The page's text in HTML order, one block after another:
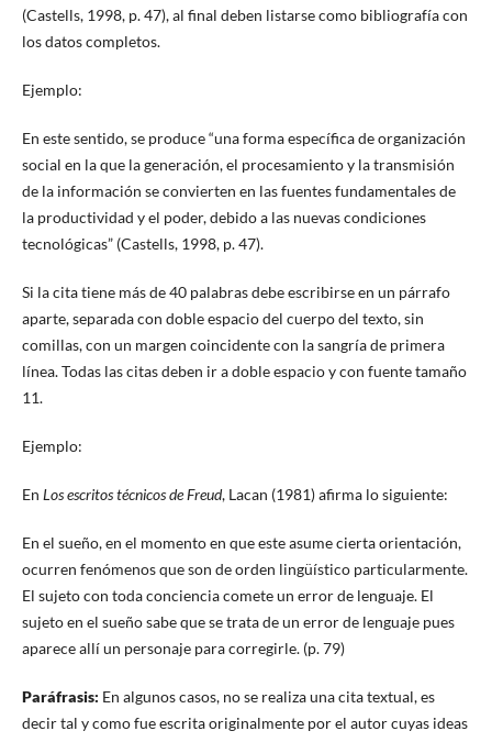
(Castells, 1998, p. 47), al final deben listarse como bibliografía con
los datos completos.
Ejemplo:
En este sentido, se produce “una forma específica de organización
social en la que la generación, el procesamiento y la transmisión
de la información se convierten en las fuentes fundamentales de
la productividad y el poder, debido a las nuevas condiciones
tecnológicas” (Castells, 1998, p. 47).
Si la cita tiene más de 40 palabras debe escribirse en un párrafo
aparte, separada con doble espacio del cuerpo del texto, sin
comillas, con un margen coincidente con la sangría de primera
línea. Todas las citas deben ir a doble espacio y con fuente tamaño
11.
Ejemplo:
En Los escritos técnicos de Freud, Lacan (1981) afirma lo siguiente:
En el sueño, en el momento en que este asume cierta orientación,
ocurren fenómenos que son de orden lingüístico particularmente.
El sujeto con toda conciencia comete un error de lenguaje. El
sujeto en el sueño sabe que se trata de un error de lenguaje pues
aparece allí un personaje para corregirle. (p. 79)
Paráfrasis: En algunos casos, no se realiza una cita textual, es
decir tal y como fue escrita originalmente por el autor cuyas ideas